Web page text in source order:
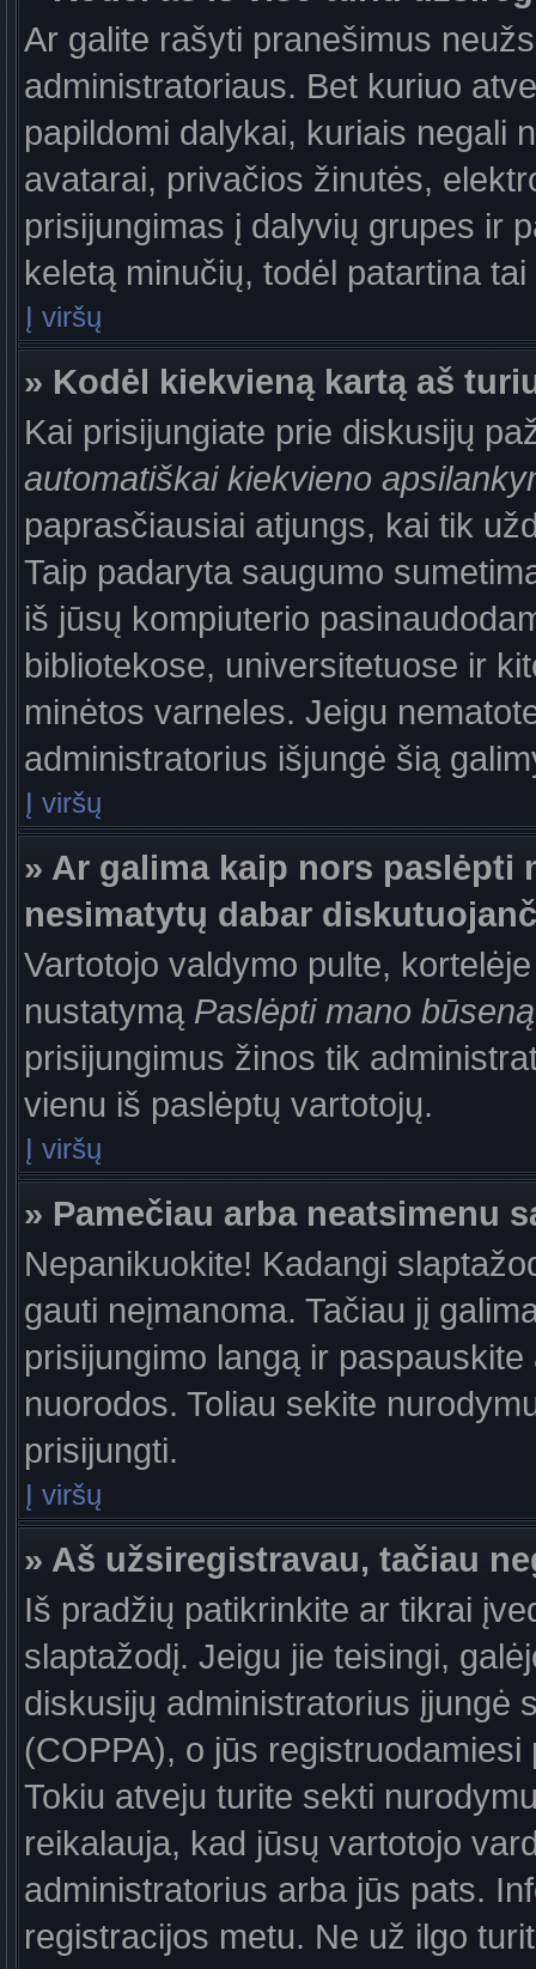
Ar galite rašyti pranešimus
administratoriaus. Bet kuriuo
papildomi dalykai, kuriais negali
avatarai, privačios žinutės,
prisijungimas į dalyvių grupes ir
keletą minučių, todėl patartina
Į viršų
» Kodėl kiekvieną kartą aš
Kai prisijungiate prie diskusijų
automatiškai kiekvieno
paprasčiausiai atjungs, kai tik
Taip padaryta saugumo
iš jūsų kompiuterio
bibliotekose, universitetuose ir
minėtos varneles. Jeigu
administratorius išjungė šią
Į viršų
» Ar galima kaip nors paslėpti
nesimatytų dabar
Vartotojo valdymo pulte,
nustatymą Paslėpti mano būseną
prisijungimus žinos tik
vienu iš paslėptų vartotojų.
Į viršų
» Pamečiau arba neatsimenu
Nepanikuokite! Kadangi
gauti neįmanoma. Tačiau jį
prisijungimo langą ir
nuorodos. Toliau sekite
prisijungti.
Į viršų
» Aš užsiregistravau, tačiau
Iš pradžių patikrinkite ar tikrai
slaptažodį. Jeigu jie teisingi,
diskusijų administratorius įjungė
(COPPA), o jūs
Tokiu atveju turite sekti
reikalauja, kad jūsų vartotojo
administratorius arba jūs pats.
registracijos metu. Ne už ilgo